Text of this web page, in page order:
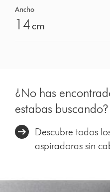
Ancho
14cm
¿No has
estabas buscando?
Descubre todos
aspiradoras sin